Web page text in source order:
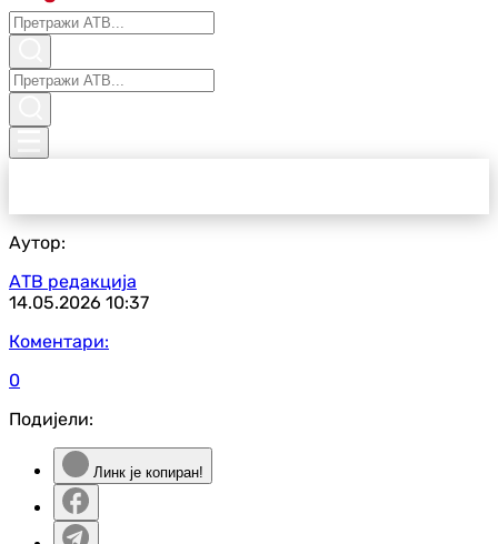
Аутор:
АТВ редакција
14.05.2026 10:37
Коментари:
0
Подијели:
Линк је копиран!